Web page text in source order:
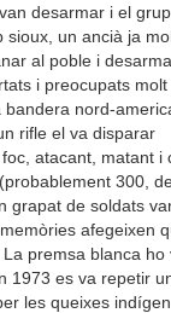
desarmar i el grup
un ancià ja
al poble i
i preocupats
bandera nord-
rifle el va disparar
atacant, matant i
300,
grapat de soldats
afegeixen
premsa blanca ho
1973 es va repetir
les queixes